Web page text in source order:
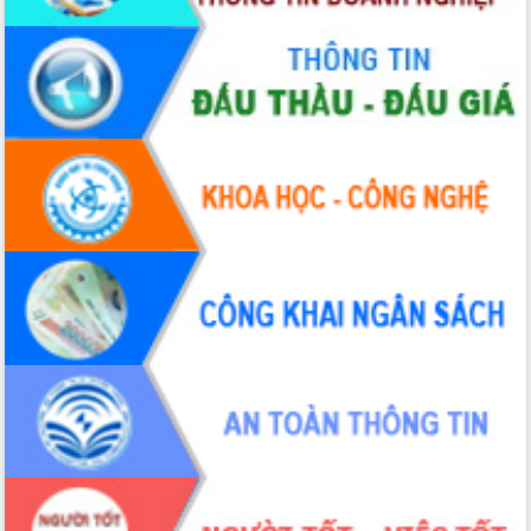
Họp báo thông tin về Hội nghị Công bố
Quy hoạch và Xúc tiến đầu tư tỉnh Đắk
Lắk
Khơi thông điểm nghẽn, đẩy nhanh
giải ngân vốn khắc phục thiên tai
HĐND tỉnh thông qua điều chỉnh Quy
hoạch tỉnh thời kỳ 2021-2030
Hội thảo góp ý hồ sơ điều chỉnh quy
hoạch tỉnh Đắk Lắk thời kỳ 2021-2030,
tầm nhìn đến năm 2050
Nâng cao hiệu quả hoạt động của các
doanh nghiệp nhà nước
Hội nghị triển khai kết nối mạng
truyền số liệu chuyên dùng phục vụ cơ
quan Đảng, Nhà nước
Lễ phát động chuỗi hoạt động chung
tay làm sạch môi trường
Xã Ea Kar bước chuyển mình trong
công tác cải cách hành chính mô hình
mới